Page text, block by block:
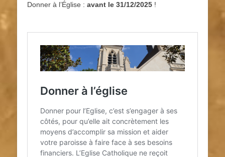
Donner à l’Église : avant le 31/12/2025 !